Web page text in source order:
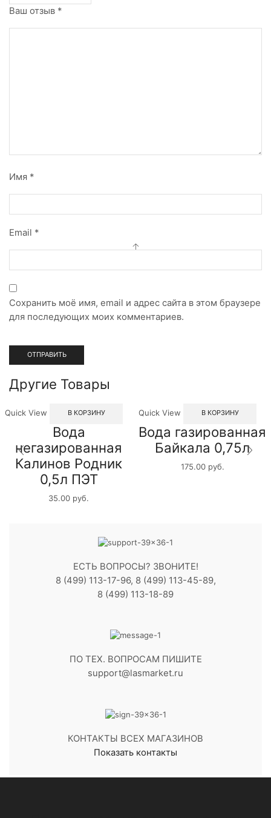
Ваш отзыв *
Имя *
Email *
Сохранить моё имя, email и адрес сайта в этом браузере
для последующих моих комментариев.
Другие Товары
Quick View В КОРЗИНУ
Вода
негазированная
Калинов Родник
0,5л ПЭТ
35.00 руб.
Quick View В КОРЗИНУ
Вода газированная
Байкала 0,75л
175.00 руб.
ЕСТЬ ВОПРОСЫ? ЗВОНИТЕ!
8 (499) 113-17-96, 8 (499) 113-45-89,
8 (499) 113-18-89
ПО ТЕХ. ВОПРОСАМ ПИШИТЕ
support@lasmarket.ru
КОНТАКТЫ ВСЕХ МАГАЗИНОВ
Показать контакты